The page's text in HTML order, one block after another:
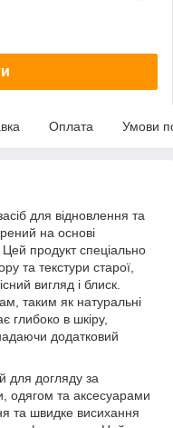
Оплата Умови
для відновлення та
на основі
продукт спеціально
та текстури старої,
вигляд і блиск.
таким як натуральні
глибоко в шкіру,
додатковий
для догляду за
одягом та аксесуарами
та швидке висихання